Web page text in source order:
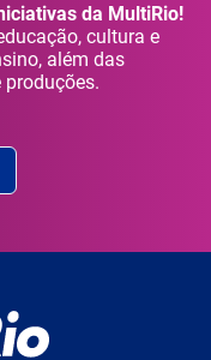
da MultiRio!
cultura e
além das